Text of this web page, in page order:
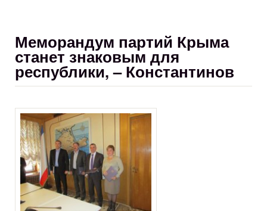
Меморандум партий Крыма
станет знаковым для
республики, – Константинов